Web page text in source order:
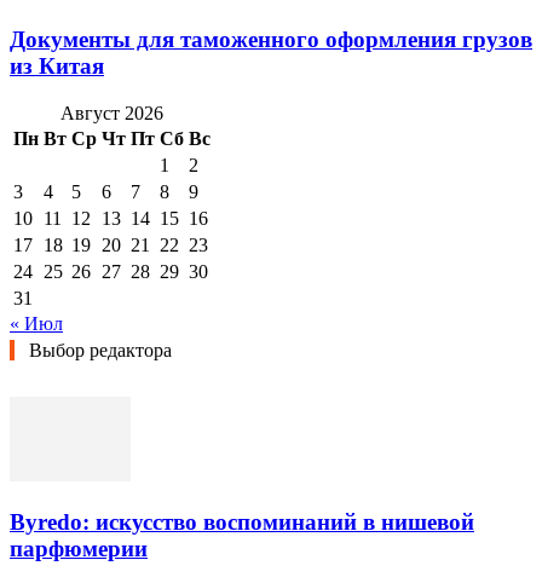
Документы для таможенного оформления грузов
из Китая
Август 2026
Пн Вт Ср Чт Пт Сб Вс
1
2
3
4 5 6 7 8
9
10 11 12 13 14 15 16
17 18 19 20 21 22 23
24 25 26 27 28 29 30
31
« Июл
Выбор редактора
Byredo: искусство воспоминаний в нишевой
парфюмерии